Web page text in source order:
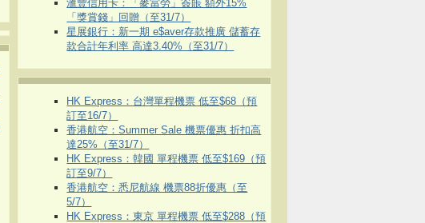
滙豐信用卡：「麥當勞」簽賬 額外15%
「獎賞錢」回贈（至31/7）
星展銀行：新一期 e$aver存款推廣 儲蓄存
款合計年利率 高達3.40%（至31/7）
HK Express：台灣單程機票 低至$68（預
訂至16/7）
香港航空：Summer Sale 機票優惠 折扣高
達25%（至31/7）
HK Express：韓國 單程機票 低至$169（預
訂至9/7）
香港航空：悉尼航線 機票88折優惠（至
5/7）
HK Express：東京 單程機票 低至$288（預